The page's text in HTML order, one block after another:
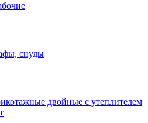
снуды
двойные с утеплителем